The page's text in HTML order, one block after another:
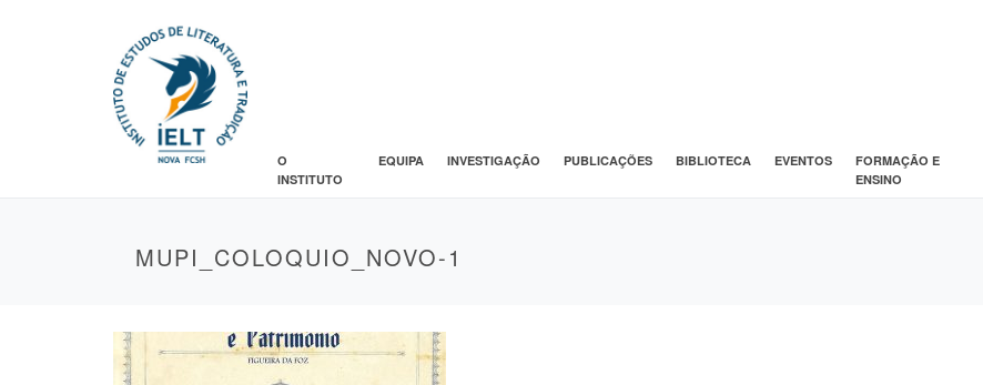
O
INSTITUTO
EQUIPA INVESTIGAÇÃO PUBLICAÇÕES BIBLIOTECA EVENTOS
FORMAÇÃO E
ENSINO
MUPI_COLOQUIO_NOVO-1